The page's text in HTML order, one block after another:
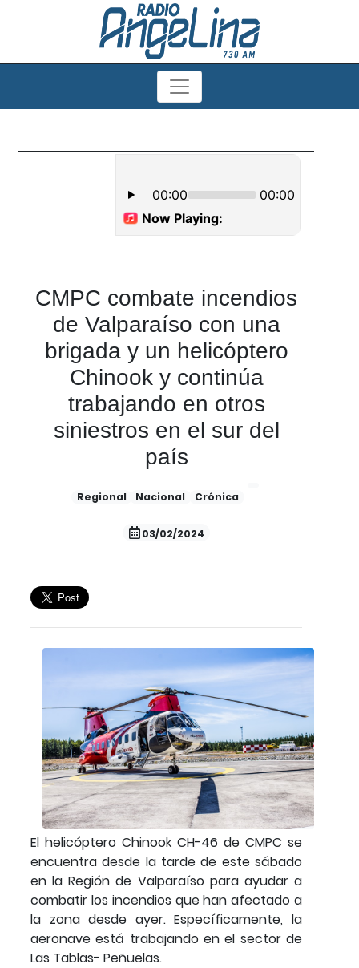
CMPC combate incendios
de Valparaíso con una
brigada y un helicóptero
Chinook y continúa
trabajando en otros
siniestros en el sur del
país
Regional Nacional Crónica
03/02/2024
El helicóptero Chinook CH-46 de CMPC se
encuentra desde la tarde de este sábado
en la Región de Valparaíso para ayudar a
combatir los incendios que han afectado a
la zona desde ayer. Específicamente, la
aeronave está trabajando en el sector de
Las Tablas- Peñuelas.